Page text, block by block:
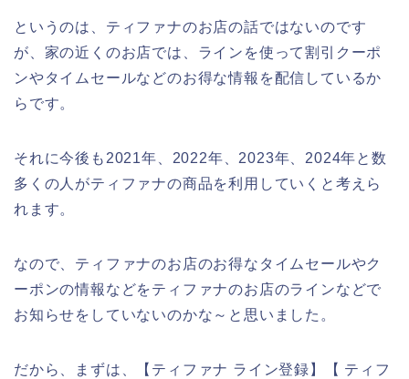
というのは、ティファナのお店の話ではないのです
が、家の近くのお店では、ラインを使って割引クーポ
ンやタイムセールなどのお得な情報を配信しているか
らです。
それに今後も2021年、2022年、2023年、2024年と数
多くの人がティファナの商品を利用していくと考えら
れます。
なので、ティファナのお店のお得なタイムセールやク
ーポンの情報などをティファナのお店のラインなどで
お知らせをしていないのかな～と思いました。
だから、まずは、【ティファナ ライン登録】【 ティフ